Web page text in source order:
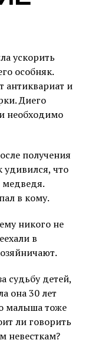
ускорить
особняк.
антиквариат и
Диего
необходимо
получения
удивился, что
медведя.
в кому.
никого не
в
судьбу детей,
она 30 лет
малыша тоже
ли говорить
невесткам?